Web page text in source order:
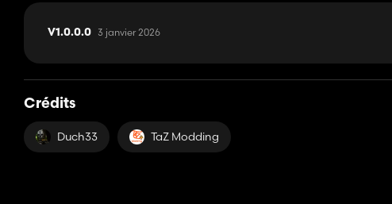
V1.0.0.0 3 janvier 2026
Crédits
Duch33 TaZ Modding